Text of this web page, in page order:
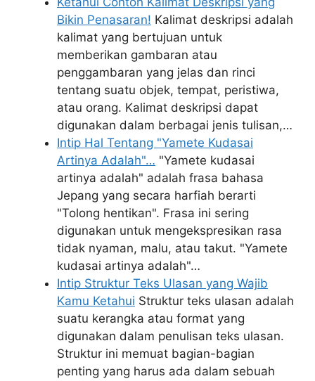
Bikin Penasaran! Kalimat deskripsi adalah
kalimat yang bertujuan untuk
memberikan gambaran atau
penggambaran yang jelas dan rinci
tentang suatu objek, tempat, peristiwa,
atau orang. Kalimat deskripsi dapat
digunakan dalam berbagai jenis tulisan,…
Intip Hal Tentang "Yamete Kudasai
Artinya Adalah"… "Yamete kudasai
artinya adalah" adalah frasa bahasa
Jepang yang secara harfiah berarti
"Tolong hentikan". Frasa ini sering
digunakan untuk mengekspresikan rasa
tidak nyaman, malu, atau takut. "Yamete
kudasai artinya adalah"…
Intip Struktur Teks Ulasan yang Wajib
Kamu Ketahui Struktur teks ulasan adalah
suatu kerangka atau format yang
digunakan dalam penulisan teks ulasan.
Struktur ini memuat bagian-bagian
penting yang harus ada dalam sebuah